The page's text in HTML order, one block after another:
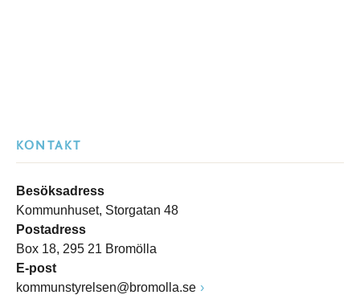
KONTAKT
Besöksadress
Kommunhuset, Storgatan 48
Postadress
Box 18, 295 21 Bromölla
E-post
kommunstyrelsen@bromolla.se